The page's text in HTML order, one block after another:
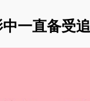
一直备受